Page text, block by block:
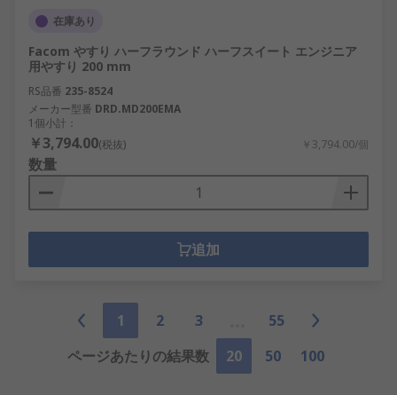
在庫あり
Facom やすり ハーフラウンド ハーフスイート エンジニア
用やすり 200 mm
RS品番 235-8524
メーカー型番 DRD.MD200EMA
1個小計：
￥3,794.00(税抜) ￥3,794.00/個
数量
追加
1 2 3
55
ページあたりの結果数
20 50 100